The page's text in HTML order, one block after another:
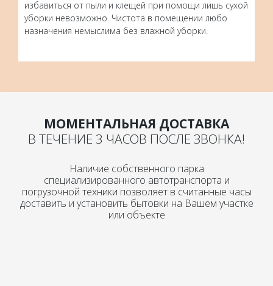
избавиться от пыли и клещей при помощи лишь сухой
уборки невозможно. Чистота в помещении любо
назначения немыслима без влажной уборки.
МОМЕНТАЛЬНАЯ ДОСТАВКА
В ТЕЧЕНИЕ 3 ЧАСОВ ПОСЛЕ ЗВОНКА!
Наличие собственного парка
специализированного автотранспорта и
погрузочной техники позволяет в считанные часы
доставить и установить бытовки на Вашем участке
или объекте